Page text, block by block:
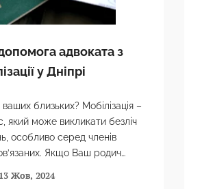
адвоката з
у Дніпрі
близьких? Мобілізація –
який може викликати безліч
особливо серед членів
Якщо Ваш родич
13 Жов, 2024